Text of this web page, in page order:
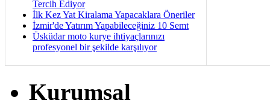
Tercih Ediyor
İlk Kez Yat Kiralama Yapacaklara Öneriler
İzmir'de Yatırım Yapabileceğiniz 10 Semt
Üsküdar moto kurye ihtiyaçlarınızı
profesyonel bir şekilde karşılıyor
Kurumsal